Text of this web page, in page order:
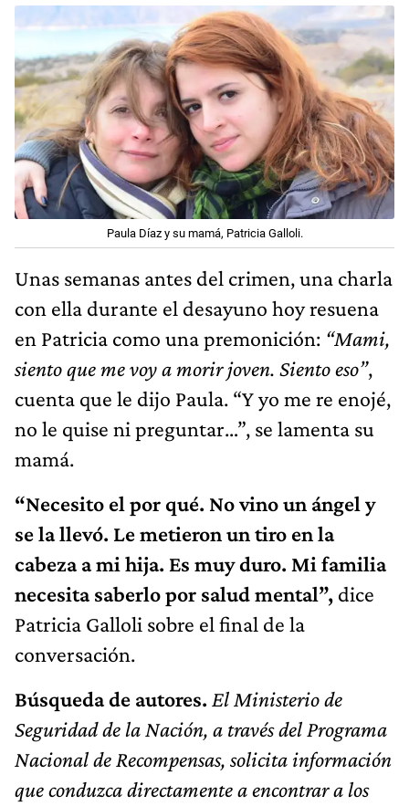
Paula Díaz y su mamá, Patricia Galloli.
Unas semanas antes del crimen, una charla
con ella durante el desayuno hoy resuena
en Patricia como una premonición: “Mami,
siento que me voy a morir joven. Siento eso”,
cuenta que le dijo Paula. “Y yo me re enojé,
no le quise ni preguntar…”, se lamenta su
mamá.
“Necesito el por qué. No vino un ángel y
se la llevó. Le metieron un tiro en la
cabeza a mi hija. Es muy duro. Mi familia
necesita saberlo por salud mental”, dice
Patricia Galloli sobre el final de la
conversación.
Búsqueda de autores. El Ministerio de
Seguridad de la Nación, a través del Programa
Nacional de Recompensas, solicita información
que conduzca directamente a encontrar a los